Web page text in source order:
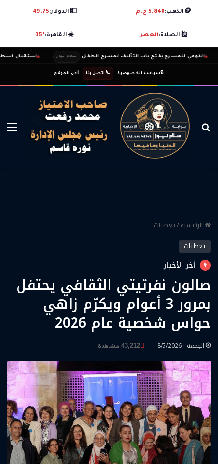
🪙 الذهب:5,840 ج.م 💵 الدولار:49.75
🕌 الصلاة:العصر ☀️القاهرة:35°
للمسرح يفتح باب التأليف لمسرح الطفل. سلام نيوز استقبال اسطورى
🔒سياسة الخصوصية 📞 اتصل بنا ℹ️عن الموقع
بحث عن
الرئيسية/تغطيات
تغطيات
أخر الأخبار
صالون نفرتيتي الثقافي يحتفل
بمرور 3 أعوام ويكرّم زاهي
حواس شخصية عام 2026
الجمعة : 8/5/2026 43,212 مشاهدة